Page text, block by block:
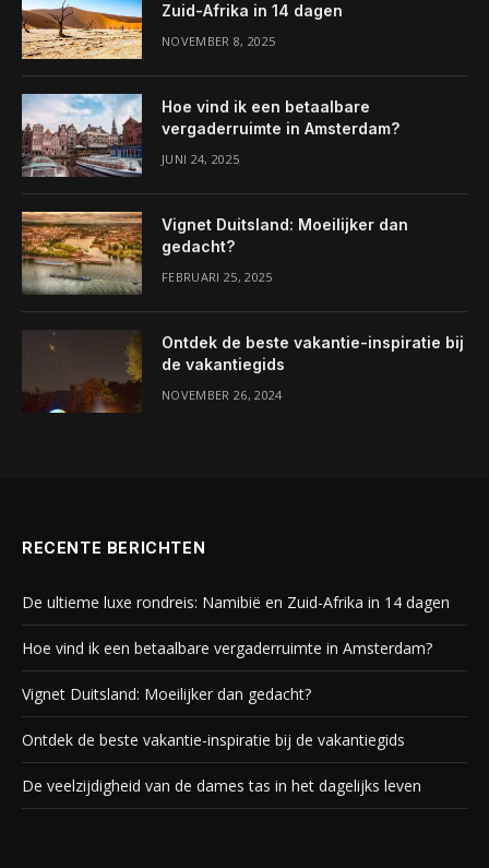
Zuid-Afrika in 14 dagen
NOVEMBER 8, 2025
Hoe vind ik een betaalbare
vergaderruimte in Amsterdam?
JUNI 24, 2025
Vignet Duitsland: Moeilijker dan
gedacht?
FEBRUARI 25, 2025
Ontdek de beste vakantie-inspiratie bij
de vakantiegids
NOVEMBER 26, 2024
RECENTE BERICHTEN
De ultieme luxe rondreis: Namibië en Zuid-Afrika in 14 dagen
Hoe vind ik een betaalbare vergaderruimte in Amsterdam?
Vignet Duitsland: Moeilijker dan gedacht?
Ontdek de beste vakantie-inspiratie bij de vakantiegids
De veelzijdigheid van de dames tas in het dagelijks leven